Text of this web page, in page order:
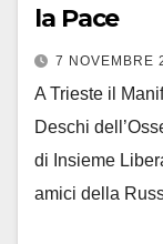
la Pace
7 NOVEMBRE
A Trieste il
Deschi
di Insieme
amici della